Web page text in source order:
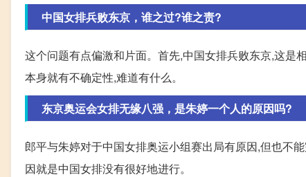
中国女排兵败东京，谁之过?谁之责?
这个问题有点偏激和片面。首先,中国女排兵败东京,这是
本身就有不确定性,难道有什么。
东京奥运会女排无缘八强，是朱婷一个人的原因吗?
郎平与朱婷对于中国女排奥运小组赛出局有原因,但也不
因就是中国女排没有很好地进行。